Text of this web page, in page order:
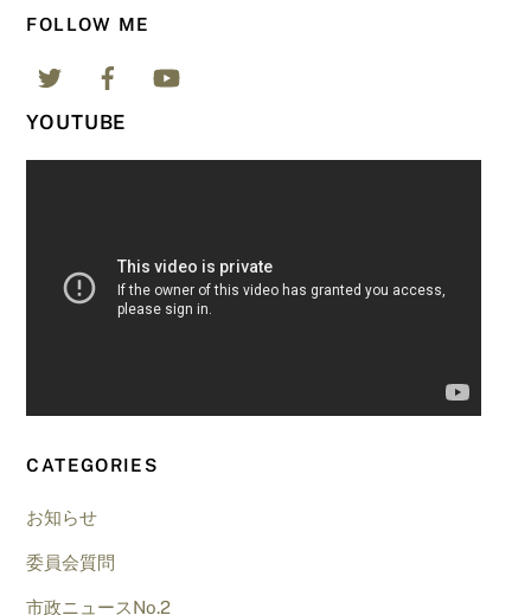
FOLLOW ME
YOUTUBE
CATEGORIES
お知らせ
委員会質問
市政ニュースNo.2